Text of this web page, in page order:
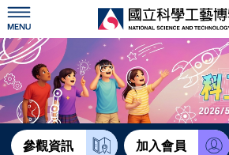
跳
到
主
要
內
容
訊息公告
參觀資訊
教育資源
參觀資訊 加入會員